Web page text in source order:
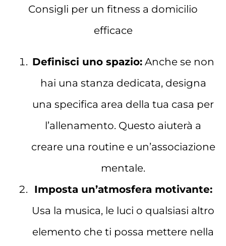
Consigli per un fitness a domicilio
efficace
Definisci uno spazio:Anche se non
hai una stanza dedicata, designa
una specifica area della tua casa per
l’allenamento. Questo aiuterà a
creare una routine e un’associazione
mentale.
Imposta un’atmosfera motivante:
Usa la musica, le luci o qualsiasi altro
elemento che ti possa mettere nella